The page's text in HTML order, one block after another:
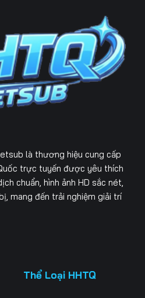
là thương hiệu cung cấp
trực tuyến được yêu thích
chuẩn, hình ảnh HD sắc nét,
mang đến trải nghiệm giải trí
Thể Loại HHTQ